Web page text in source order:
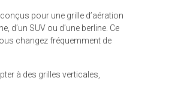
pour une grille d’aération
d’un SUV ou d’une berline. Ce
changez fréquemment de
à des grilles verticales,